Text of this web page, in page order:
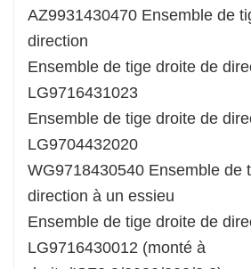
AZ9931430470 Ensemble de
direction
Ensemble de tige droite de
LG9716431023
Ensemble de tige droite de
LG9704432020
WG9718430540 Ensemble de
direction à un essieu
Ensemble de tige droite de
LG9716430012 (monté à